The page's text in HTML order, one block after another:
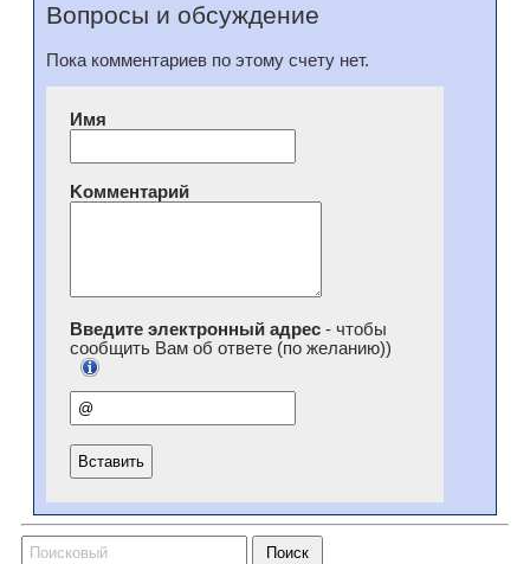
Вопросы и обсуждение
Пока комментариев по этому счету нет.
Имя
Kомментарий
Введите электронный адрес- чтобы
сообщить Вам об ответе (по желанию))